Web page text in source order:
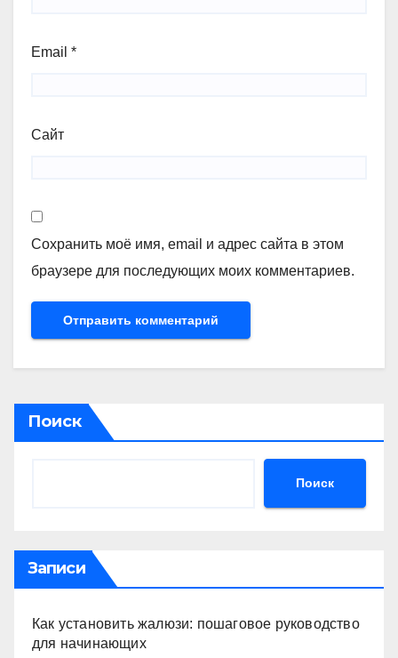
Email *
Сайт
Сохранить моё имя, email и адрес сайта в этом
браузере для последующих моих комментариев.
Поиск
Поиск
Записи
Как установить жалюзи: пошаговое руководство
для начинающих